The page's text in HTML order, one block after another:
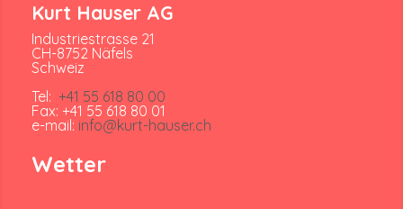
Kurt Hauser AG
Industriestrasse 21
CH-8752 Näfels
Schweiz
Tel: +41 55 618 80 00
Fax: +41 55 618 80 01
e-mail: info@kurt-hauser.ch
Wetter